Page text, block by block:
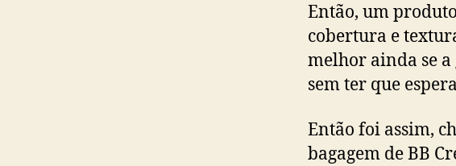
Então, um
cobertura e
melhor ainda se
sem ter que
Então foi assim,
bagagem de BB